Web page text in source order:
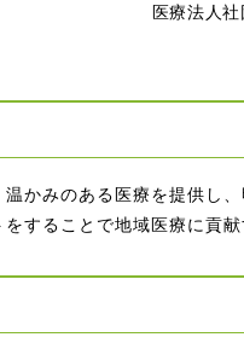
医療法人
かみのある医療を提供し
することで地域医療に貢献